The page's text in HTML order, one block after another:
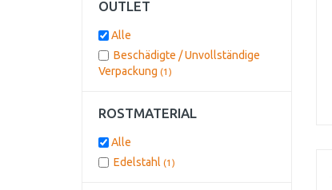
OUTLET
Alle
Beschädigte / Unvollständige
Verpackung (1)
ROSTMATERIAL
Alle
Edelstahl (1)